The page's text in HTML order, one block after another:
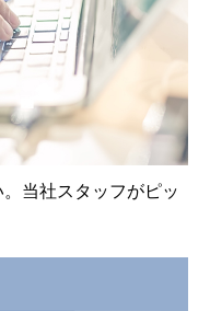
当社スタッフがピッ